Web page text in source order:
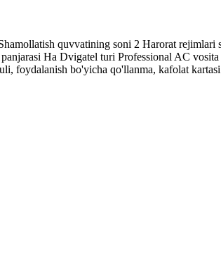
quvvatining soni 2 Harorat
Ha Dvigatel turi Professional AC
foydalanish bo'yicha qo'llanma, kafolat